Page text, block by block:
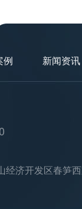
例 新闻资讯
经济开发区春笋